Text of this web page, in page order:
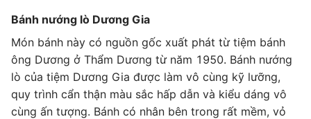
Bánh nướng lò Dương Gia
Món bánh này có nguồn gốc xuất phát từ tiệm bánh
ông Dương ở Thẩm Dương từ năm 1950. Bánh nướng
lò của tiệm Dương Gia được làm vô cùng kỹ lưỡng,
quy trình cẩn thận màu sắc hấp dẫn và kiểu dáng vô
cùng ấn tượng. Bánh có nhân bên trong rất mềm, vỏ